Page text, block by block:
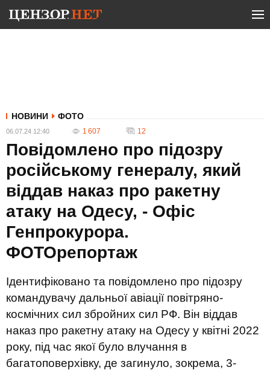
НОВИНИ ФОТО
06.07.24 12:40 1 607 12
Повідомлено про підозру
російському генералу, який
віддав наказ про ракетну
атаку на Одесу, - Офіс
Генпрокурора.
ФОТОрепортаж
Ідентифіковано та повідомлено про підозру
командувачу дальньої авіації повітряно-
космічних сил збройних сил РФ. Він віддав
наказ про ракетну атаку на Одесу у квітні 2022
року, під час якої було влучання в
багатоповерхівку, де загинуло, зокрема, 3-